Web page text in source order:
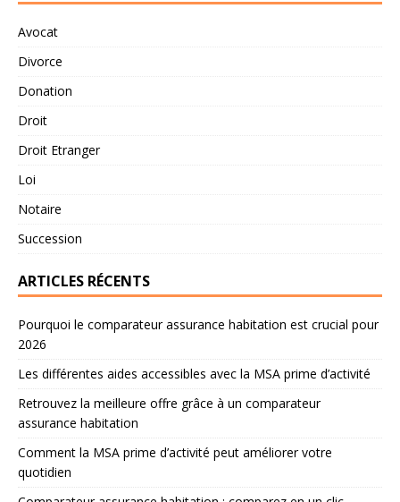
Avocat
Divorce
Donation
Droit
Droit Etranger
Loi
Notaire
Succession
ARTICLES RÉCENTS
Pourquoi le comparateur assurance habitation est crucial pour
2026
Les différentes aides accessibles avec la MSA prime d’activité
Retrouvez la meilleure offre grâce à un comparateur
assurance habitation
Comment la MSA prime d’activité peut améliorer votre
quotidien